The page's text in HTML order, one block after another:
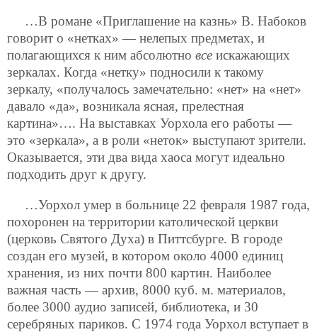
…В романе «Приглашение на казнь» В. Набоков
говорит о «нетках» — нелепых предметах, и
полагающихся к ним абсолютно все искажающих
зеркалах. Когда «нетку» подносили к такому
зеркалу, «получалось замечательно: «нет» на «нет»
давало «да», возникала ясная, прелестная
картина»…. На выставках Уорхола его работы —
это «зеркала», а в роли «неток» выступают зрители.
Оказывается, эти два вида хаоса могут идеально
подходить друг к другу.
…Уорхол умер в больнице 22 февраля 1987 года,
похоронен на территории католической церкви
(церковь Святого Духа) в Питтсбурге. В городе
создан его музей, в котором около 4000 единиц
хранения, из них почти 800 картин. Наиболее
важная часть — архив, 8000 куб. м. материалов,
более 3000 аудио записей, библиотека, и 30
серебряных париков. С 1974 года Уорхол вступает в